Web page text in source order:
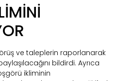
ve taleplerin raporlanarak
bildirdi. Ayrıca
ikliminin